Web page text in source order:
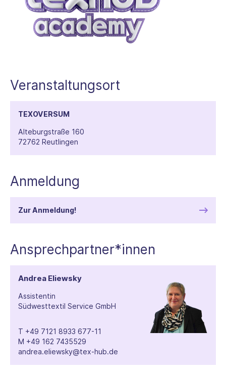
Veranstaltungsort
TEXOVERSUM
Alteburgstraße 160
72762 Reutlingen
Anmeldung
Zur Anmeldung!
Ansprechpartner*innen
Andrea Eliewsky
Assistentin
Südwesttextil Service GmbH
T +49 7121 8933 677-11
M +49 162 7435529
andrea.eliewsky@tex-hub.de